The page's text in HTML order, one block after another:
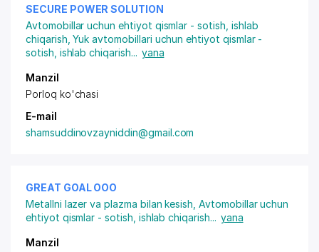
SECURE POWER SOLUTION
Avtomobillar uchun ehtiyot qismlar - sotish, ishlab
chiqarish ,Yuk avtomobillari uchun ehtiyot qismlar -
sotish, ishlab chiqarish... yana
Manzil
Porloq ko'chasi
E-mail
shamsuddinovzayniddin@gmail.com
GREAT GOAL ООО
Metallni lazer va plazma bilan kesish ,Avtomobillar uchun
ehtiyot qismlar - sotish, ishlab chiqarish... yana
Manzil